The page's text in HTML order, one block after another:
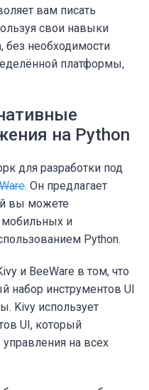
вам писать
свои навыки
без необходимости
платформы,
на Python
для разработки под
. Он предлагает
вы можете
мобильных и
Python.
и BeeWare в том, что
набор инструментов UI
Kivy использует
UI, который
на всех